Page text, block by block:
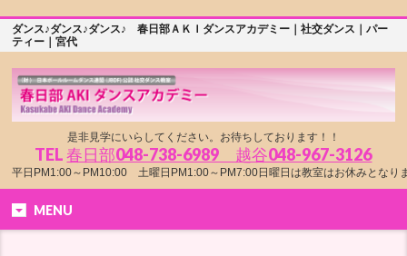
ダンス♪ダンス♪ダンス♪ 春日部ＡＫＩダンスアカデミー｜社交ダンス｜パー
ティー｜宮代
是非見学にいらしてください。お待ちしております！！
TEL春日部048-738-6989 越谷048-967-3126
平日PM1:00～PM10:00 土曜日PM1:00～PM7:00日曜日は教室はお休みとなり
MENU